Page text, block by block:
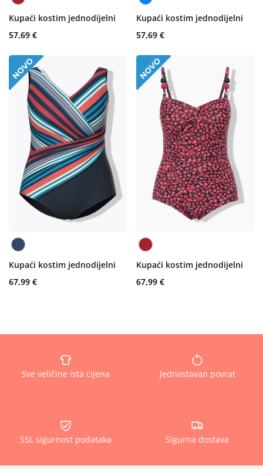
Kupaći kostim jednodijelni
57,69 €
Kupaći kostim jednodijelni
57,69 €
Kupaći kostim jednodijelni
67,99 €
Kupaći kostim jednodijelni
67,99 €
Sve veličine ista cijena Jednostavan povrat
SSL sigurnost podataka Sigurna dostava